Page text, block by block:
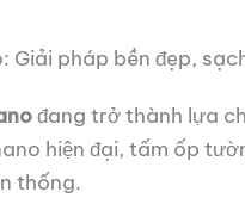
pháp bền đẹp,
đang trở thành lựa
hiện đại, tấm ốp
thống.